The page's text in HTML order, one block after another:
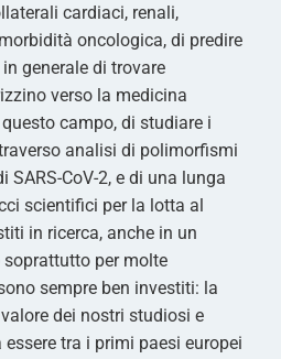
cardiaci, renali,
oncologica, di predire
generale di trovare
verso la medicina
campo, di studiare i
analisi di polimorfismi
SARS-CoV-2, e di una lunga
scientifici per la lotta al
in ricerca, anche in un
per molte
sempre ben investiti: la
dei nostri studiosi e
tra i primi paesi europei